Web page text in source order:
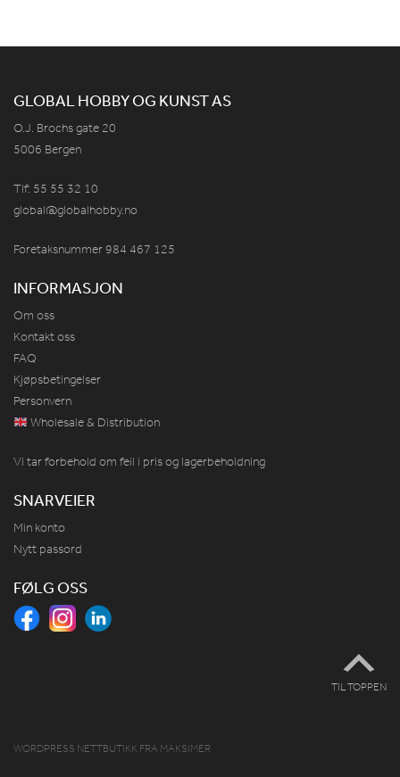
GLOBAL HOBBY OG KUNST AS
O.J. Brochs gate 20
5006 Bergen
Tlf: 55 55 32 10
global@globalhobby.no
Foretaksnummer 984 467 125
INFORMASJON
Om oss
Kontakt oss
FAQ
Kjøpsbetingelser
Personvern
Wholesale & Distribution
Vi tar forbehold om feil i pris og lagerbeholdning
SNARVEIER
Min konto
Nytt passord
FØLG OSS
TIL TOPPEN
WORDPRESS NETTBUTIKK FRA MAKSIMER